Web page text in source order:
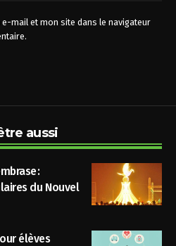
mail et mon site dans le navigateur
aussi
:
du Nouvel
élèves